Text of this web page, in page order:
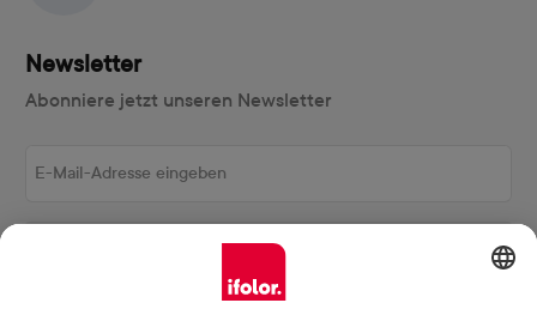
Newsletter
Abonniere jetzt unseren Newsletter
Abonnieren